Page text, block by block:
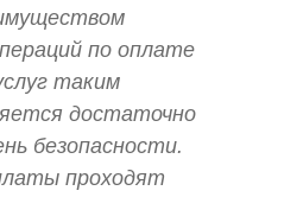
по оплате
таким
достаточно
безопасности.
проходят